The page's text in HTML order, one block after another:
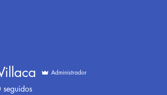
Administrador
seguidos